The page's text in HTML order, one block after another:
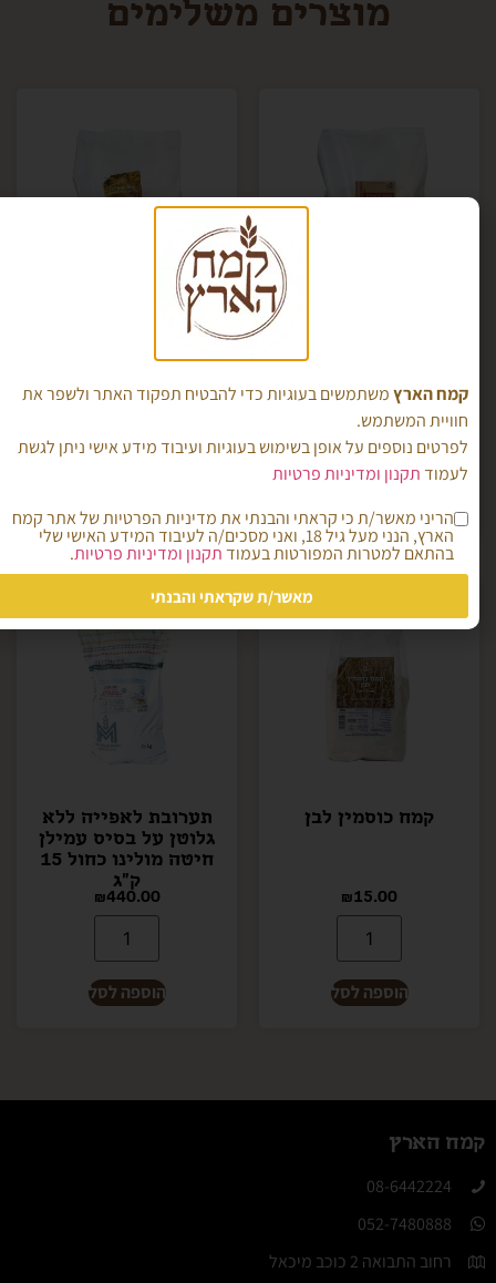
מוצרים משלימים
₪70.00
₪55.00
קמח כוסמין לבן
₪15.00
הוספה לסל
תערובת לאפייה ללא
גלוטן על בסיס עמילן
חיטה מולינו כחול 15
ק"ג
₪440.00
הוספה לסל
קמח הארץ
08-6442224​
052-7480888
רחוב התבואה 2 כוכב מיכאל
קמח הארץמשתמשים בעוגיות כדי להבטיח תפקוד האתר ולשפר את
חוויית המשתמש.
לפרטים נוספים על אופן בשימוש בעוגיות ועיבוד מידע אישי ניתן לגשת
לעמודתקנון ומדיניות פרטיות
הריני מאשר/ת כי קראתי והבנתי את מדיניות הפרטיות של אתר קמח
הארץ, הנני מעל גיל 18, ואני מסכים/ה לעיבוד המידע האישי שלי
בהתאם למטרות המפורטות בעמודתקנון ומדיניות פרטיות.
מאשר/ת שקראתי והבנתי